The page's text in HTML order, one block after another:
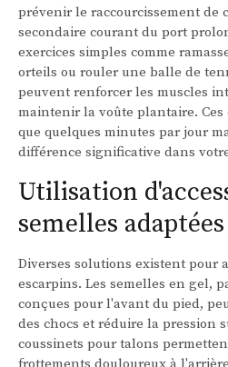
prévenir le raccourcissement de
secondaire courant du port
exercices simples comme
orteils ou rouler une balle de
peuvent renforcer les muscles
maintenir la voûte plantaire.
que quelques minutes par jour
différence significative dans
Utilisation
semelles adaptées
Diverses solutions existent pour
escarpins. Les semelles en gel,
conçues pour l'avant du pied,
des chocs et réduire la pression
coussinets pour talons